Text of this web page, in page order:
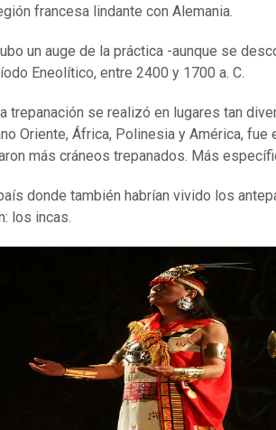
francesa lindante con Alemania.
un auge de la práctica -aunque se
Eneolítico, entre 2400 y 1700 a. C.
trepanación se realizó en lugares tan
Oriente, África, Polinesia y América, fue
más cráneos trepanados. Más
donde también habrían vivido los
los incas.